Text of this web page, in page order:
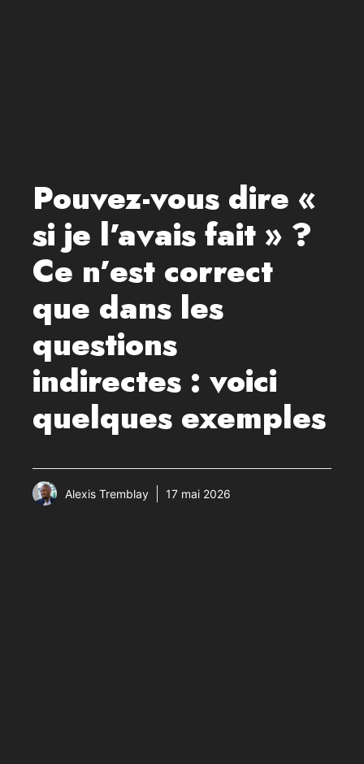
Pouvez-vous dire «
si je l’avais fait » ?
Ce n’est correct
que dans les
questions
indirectes : voici
quelques exemples
Alexis Tremblay 17 mai 2026